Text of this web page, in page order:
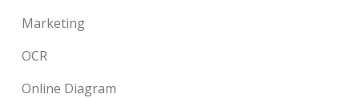
Marketing
OCR
Online Diagram